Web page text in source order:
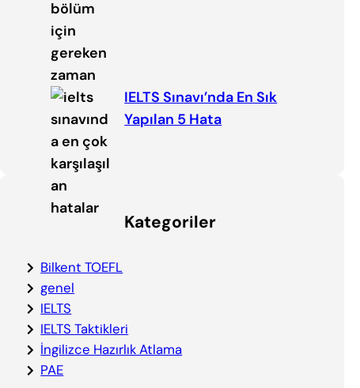
IELTS Sınavı’nda En Sık
Yapılan 5 Hata
Kategoriler
Bilkent TOEFL
genel
IELTS
IELTS Taktikleri
İngilizce Hazırlık Atlama
PAE